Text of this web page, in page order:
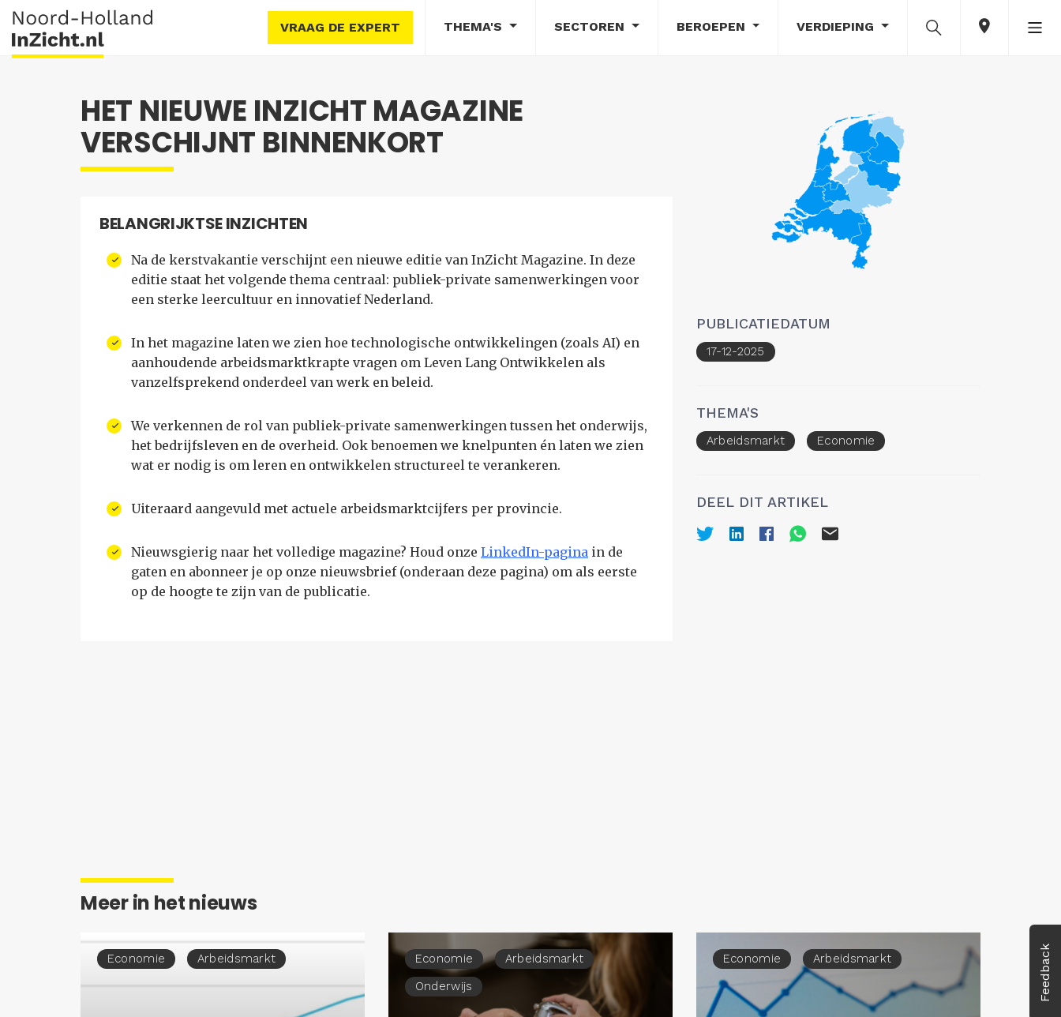
VRAAG DE EXPERT THEMA'S SECTOREN BEROEPEN VERDIEPING
Feedback
HET NIEUWE INZICHT MAGAZINE
VERSCHIJNT BINNENKORT
BELANGRIJKTSE INZICHTEN
Na de kerstvakantie verschijnt een nieuwe editie van InZicht Magazine. In deze
editie staat het volgende thema centraal: publiek-private samenwerkingen voor
een sterke leercultuur en innovatief Nederland.
In het magazine laten we zien hoe technologische ontwikkelingen (zoals AI) en
aanhoudende arbeidsmarktkrapte vragen om Leven Lang Ontwikkelen als
vanzelfsprekend onderdeel van werk en beleid.
We verkennen de rol van publiek-private samenwerkingen tussen het onderwijs,
het bedrijfsleven en de overheid. Ook benoemen we knelpunten én laten we zien
wat er nodig is om leren en ontwikkelen structureel te verankeren.
Uiteraard aangevuld met actuele arbeidsmarktcijfers per provincie.
Nieuwsgierig naar het volledige magazine? Houd onze LinkedIn-pagina in de
gaten en abonneer je op onze nieuwsbrief (onderaan deze pagina) om als eerste
op de hoogte te zijn van de publicatie.
PUBLICATIEDATUM
17-12-2025
THEMA'S
Arbeidsmarkt Economie
DEEL DIT ARTIKEL
Meer in het nieuws
Economie Arbeidsmarkt Economie
Arbeidsmarkt
Onderwijs
Economie Arbeidsmarkt